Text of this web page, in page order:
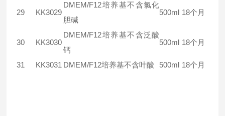
29 KK3029
DMEM/F12培养基不含氯化
胆碱
500ml 18个月
30 KK3030
DMEM/F12培养基不含泛酸
钙
500ml 18个月
31 KK3031 DMEM/F12培养基不含叶酸 500ml 18个月